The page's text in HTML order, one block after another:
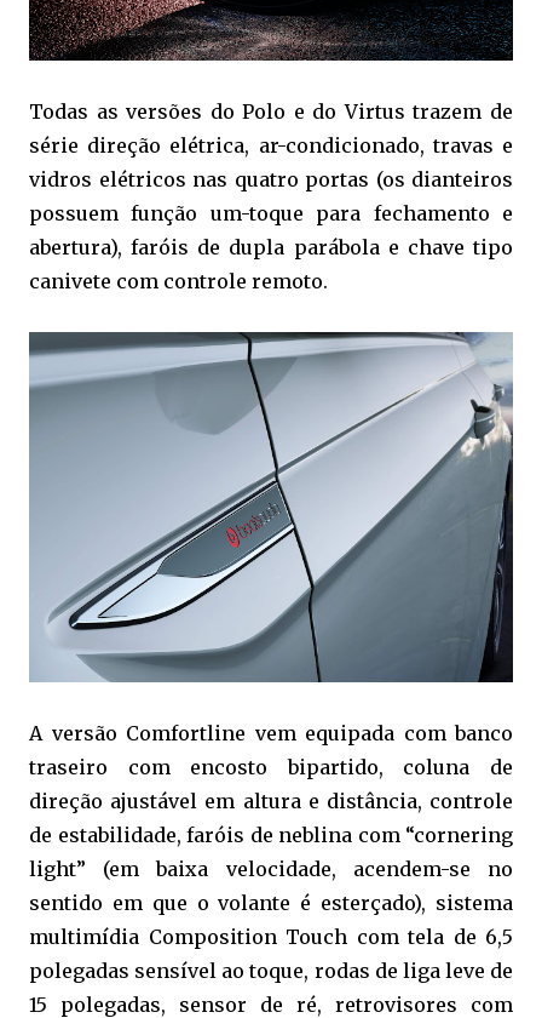
Todas as versões do Polo e do Virtus trazem de
série direção elétrica, ar-condicionado, travas e
vidros elétricos nas quatro portas (os dianteiros
possuem função um-toque para fechamento e
abertura), faróis de dupla parábola e chave tipo
canivete com controle remoto.
A versão Comfortline vem equipada com banco
traseiro com encosto bipartido, coluna de
direção ajustável em altura e distância, controle
de estabilidade, faróis de neblina com “cornering
light” (em baixa velocidade, acendem-se no
sentido em que o volante é esterçado), sistema
multimídia Composition Touch com tela de 6,5
polegadas sensível ao toque, rodas de liga leve de
15 polegadas, sensor de ré, retrovisores com